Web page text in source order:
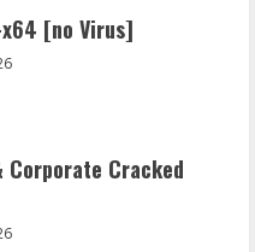
[no Virus]
Corporate Cracked